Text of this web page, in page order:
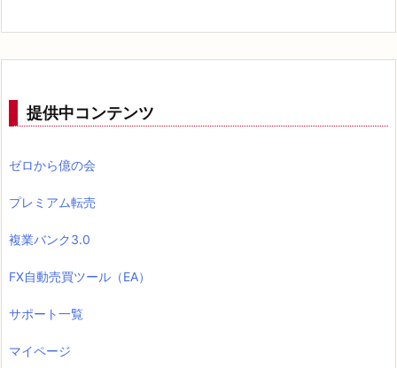
提供中コンテンツ
ゼロから億の会
プレミアム転売
複業バンク3.0
FX自動売買ツール（EA）
サポート一覧
マイページ